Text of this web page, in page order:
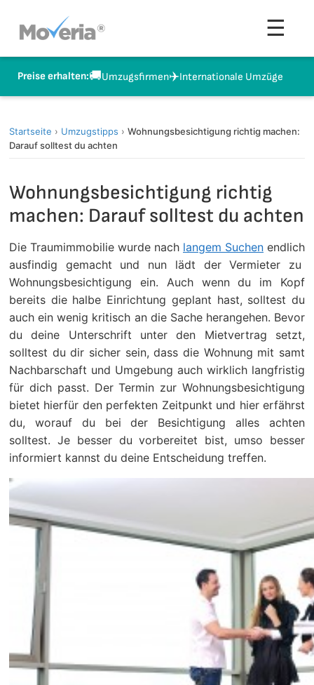
Inhalt
springen
☰
Preise erhalten:🚚Umzugsfirmen✈️Internationale Umzüge
Startseite › Umzugstipps › Wohnungsbesichtigung richtig machen:
Darauf solltest du achten
Wohnungsbesichtigung richtig
machen: Darauf solltest du achten
Die Traumimmobilie wurde nach langem Suchen endlich
ausfindig gemacht und nun lädt der Vermieter zu
Wohnungsbesichtigung ein. Auch wenn du im Kopf
bereits die halbe Einrichtung geplant hast, solltest du
auch ein wenig kritisch an die Sache herangehen. Bevor
du deine Unterschrift unter den Mietvertrag setzt,
solltest du dir sicher sein, dass die Wohnung mit samt
Nachbarschaft und Umgebung auch wirklich langfristig
für dich passt. Der Termin zur Wohnungsbesichtigung
bietet hierfür den perfekten Zeitpunkt und hier erfährst
du, worauf du bei der Besichtigung alles achten
solltest. Je besser du vorbereitet bist, umso besser
informiert kannst du deine Entscheidung treffen.